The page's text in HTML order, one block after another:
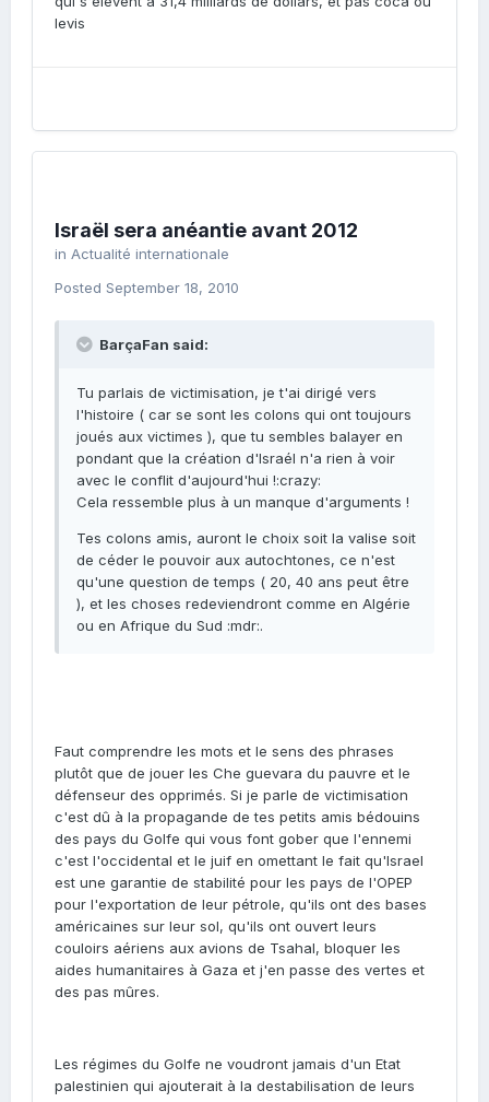
levis
Israël sera anéantie avant 2012
in Actualité internationale
Posted September 18, 2010
BarçaFan said:
Tu parlais de victimisation, je t'ai dirigé vers
l'histoire ( car se sont les colons qui ont toujours
joués aux victimes ), que tu sembles balayer en
pondant que la création d'Israél n'a rien à voir
avec le conflit d'aujourd'hui !:crazy:
Cela ressemble plus à un manque d'arguments !
Tes colons amis, auront le choix soit la valise soit
de céder le pouvoir aux autochtones, ce n'est
qu'une question de temps ( 20, 40 ans peut être
), et les choses redeviendront comme en Algérie
ou en Afrique du Sud :mdr:.
Faut comprendre les mots et le sens des phrases
plutôt que de jouer les Che guevara du pauvre et le
défenseur des opprimés. Si je parle de victimisation
c'est dû à la propagande de tes petits amis bédouins
des pays du Golfe qui vous font gober que l'ennemi
c'est l'occidental et le juif en omettant le fait qu'Israel
est une garantie de stabilité pour les pays de l'OPEP
pour l'exportation de leur pétrole, qu'ils ont des bases
américaines sur leur sol, qu'ils ont ouvert leurs
couloirs aériens aux avions de Tsahal, bloquer les
aides humanitaires à Gaza et j'en passe des vertes et
des pas mûres.
Les régimes du Golfe ne voudront jamais d'un Etat
palestinien qui ajouterait à la destabilisation de leurs